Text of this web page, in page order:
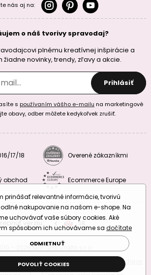
nás aj na:
o náš tvorivy spravodaj?
plnému kreatívnej inšpirácie a
žiadne novinky, trendy, zľavy a akcie.
Prihlásiť
s používaním vášho e-mailu na marketingové
obavy, odber môžete kedykoľvek zrušiť.
17/18 Overené zákazníkmi
obchod Ecommerce Europe
verziu: CZSK
– 2026 Manumi Crafts s.r.o.
Podmienky ochrany osobných údajov
prinášať relevantné informácie, tvorivú
nakupovanie na našom e-shope. Na
uchovávať vaše súbory cookies. Aké
spôsobom ich uchovávame sa dočítate
ODMIETNUŤ
POVOLIŤ COOKIES